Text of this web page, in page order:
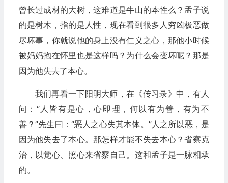
曾长过成材的大树，这难道是牛山的本性么？孟子说
的是树木，指的是人性，现在看到很多人穷凶极恶做
尽坏事，你就说他的身上没有仁义之心，那他小时候
被妈妈抱在怀里也是这样吗？为什么会变坏呢？那是
因为他失去了本心。
我们再看一下阳明大师，在《传习录》中，有人
问：“人皆有是心，心即理，何以有为善，有为不
善？”先生曰：“恶人之心失其本体。”人之所以恶，是
因为他失去了本心。那怎样才能不失去本心？省察克
治，以觉心、照心来省察自己。这和孟子是一脉相承
的。